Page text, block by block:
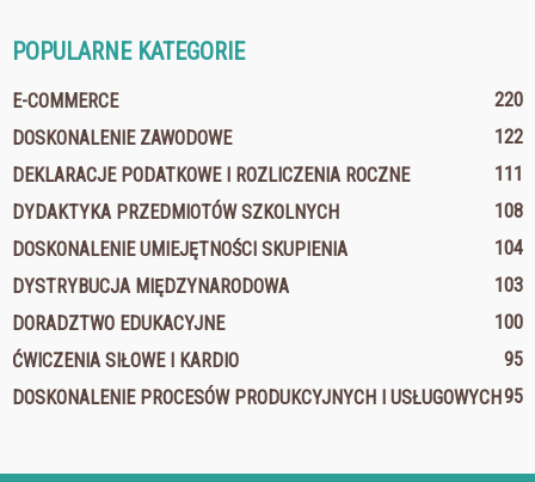
POPULARNE KATEGORIE
E-COMMERCE
220
DOSKONALENIE ZAWODOWE
122
DEKLARACJE PODATKOWE I ROZLICZENIA ROCZNE
111
DYDAKTYKA PRZEDMIOTÓW SZKOLNYCH
108
DOSKONALENIE UMIEJĘTNOŚCI SKUPIENIA
104
DYSTRYBUCJA MIĘDZYNARODOWA
103
DORADZTWO EDUKACYJNE
100
ĆWICZENIA SIŁOWE I KARDIO
95
DOSKONALENIE PROCESÓW PRODUKCYJNYCH I USŁUGOWYCH95